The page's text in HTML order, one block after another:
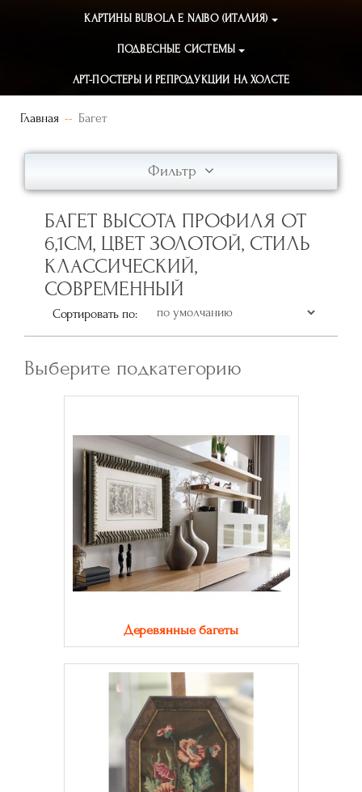
КАРТИНЫ BUBOLA E NAIBO (ИТАЛИЯ)
ПОДВЕСНЫЕ СИСТЕМЫ
АРТ-ПОСТЕРЫ И РЕПРОДУКЦИИ НА ХОЛСТЕ
Главная Багет
Фильтр
БАГЕТ ВЫСОТА ПРОФИЛЯ ОТ
6,1СМ, ЦВЕТ ЗОЛОТОЙ, СТИЛЬ
КЛАССИЧЕСКИЙ,
СОВРЕМЕННЫЙ
Сортировать по:
Выберите подкатегорию
Деревянные багеты